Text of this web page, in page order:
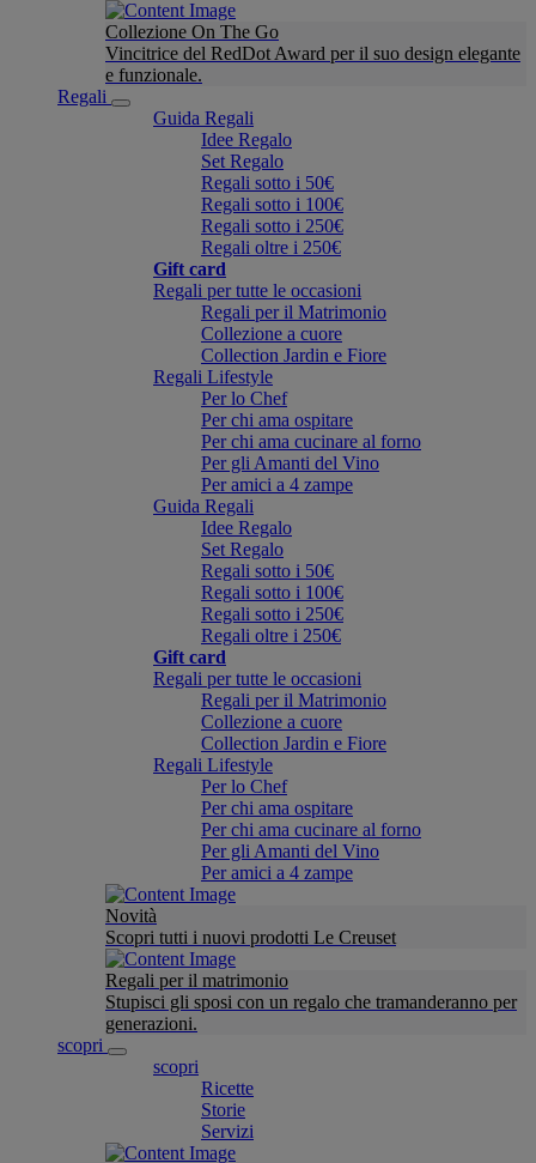
Collezione On The Go
Vincitrice del RedDot Award per il suo design elegante
e funzionale.
Regali
Guida Regali
Idee Regalo
Set Regalo
Regali sotto i 50€
Regali sotto i 100€
Regali sotto i 250€
Regali oltre i 250€
Gift card
Regali per tutte le occasioni
Regali per il Matrimonio
Collezione a cuore
Collection Jardin e Fiore
Regali Lifestyle
Per lo Chef
Per chi ama ospitare
Per chi ama cucinare al forno
Per gli Amanti del Vino
Per amici a 4 zampe
Guida Regali
Idee Regalo
Set Regalo
Regali sotto i 50€
Regali sotto i 100€
Regali sotto i 250€
Regali oltre i 250€
Gift card
Regali per tutte le occasioni
Regali per il Matrimonio
Collezione a cuore
Collection Jardin e Fiore
Regali Lifestyle
Per lo Chef
Per chi ama ospitare
Per chi ama cucinare al forno
Per gli Amanti del Vino
Per amici a 4 zampe
Novità
Scopri tutti i nuovi prodotti Le Creuset
Regali per il matrimonio
Stupisci gli sposi con un regalo che tramanderanno per
generazioni.
scopri
scopri
Ricette
Storie
Servizi